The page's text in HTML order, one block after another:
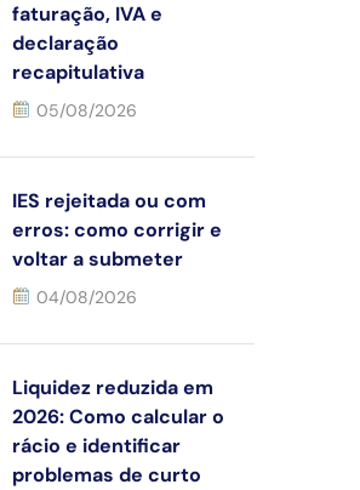
faturação, IVA e
declaração
recapitulativa
05/08/2026
IES rejeitada ou com
erros: como corrigir e
voltar a submeter
04/08/2026
Liquidez reduzida em
2026: Como calcular o
rácio e identificar
problemas de curto